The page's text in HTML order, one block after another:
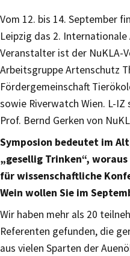
Vom 12. bis 14. September
Leipzig das 2.
Veranstalter ist der NuKLA-
Arbeitsgruppe Artenschutz
Fördergemeinschaft
sowie Riverwatch Wien. L-
Prof. Bernd Gerken von
Symposion bedeutet im
„gesellig Trinken“,
für wissenschaftliche
Wein wollen Sie im
Wir haben mehr als 20
Referenten gefunden, die
aus vielen Sparten der